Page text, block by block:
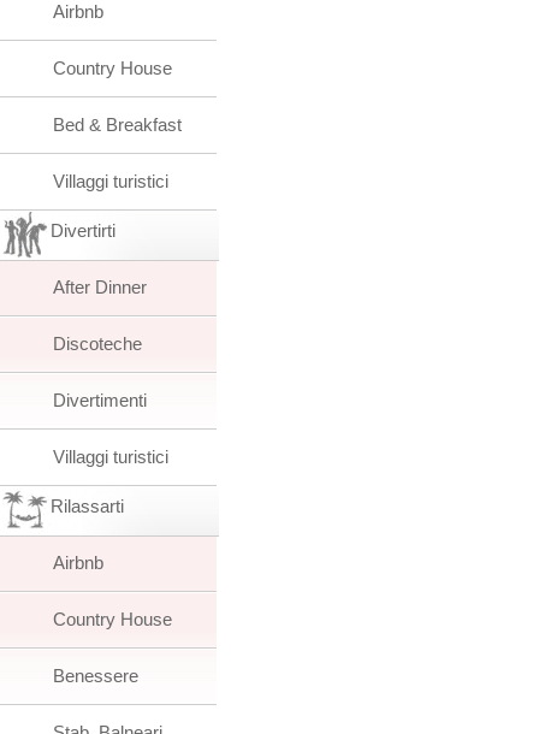
Airbnb
Country House
Bed & Breakfast
Villaggi turistici
Divertirti
After Dinner
Discoteche
Divertimenti
Villaggi turistici
Rilassarti
Airbnb
Country House
Benessere